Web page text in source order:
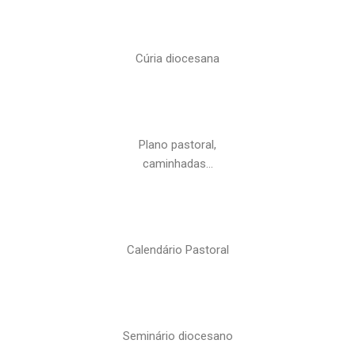
Cúria diocesana
Plano pastoral,
caminhadas…
Calendário Pastoral
Seminário diocesano